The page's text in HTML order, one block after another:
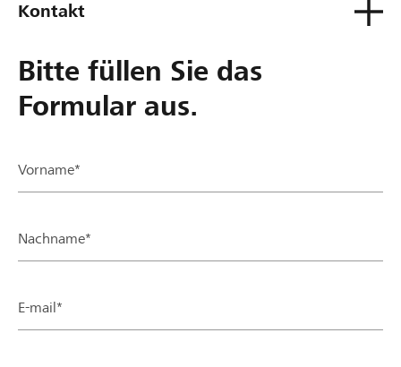
Kontakt
Bitte füllen Sie das
Formular aus.
Vorname*
Nachname*
E-mail*